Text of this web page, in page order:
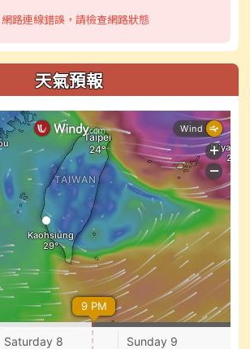
路連線錯誤，請檢查網路狀態
天氣預報